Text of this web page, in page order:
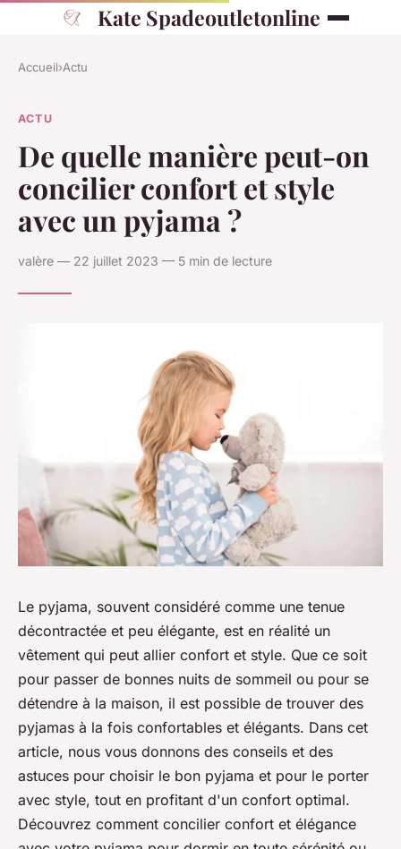
Kate Spadeoutletonline
Accueil›Actu
ACTU
De quelle manière peut-on
concilier confort et style
avec un pyjama ?
valère — 22 juillet 2023 — 5 min de lecture
Le pyjama, souvent considéré comme une tenue
décontractée et peu élégante, est en réalité un
vêtement qui peut allier confort et style. Que ce soit
pour passer de bonnes nuits de sommeil ou pour se
détendre à la maison, il est possible de trouver des
pyjamas à la fois confortables et élégants. Dans cet
article, nous vous donnons des conseils et des
astuces pour choisir le bon pyjama et pour le porter
avec style, tout en profitant d'un confort optimal.
Découvrez comment concilier confort et élégance